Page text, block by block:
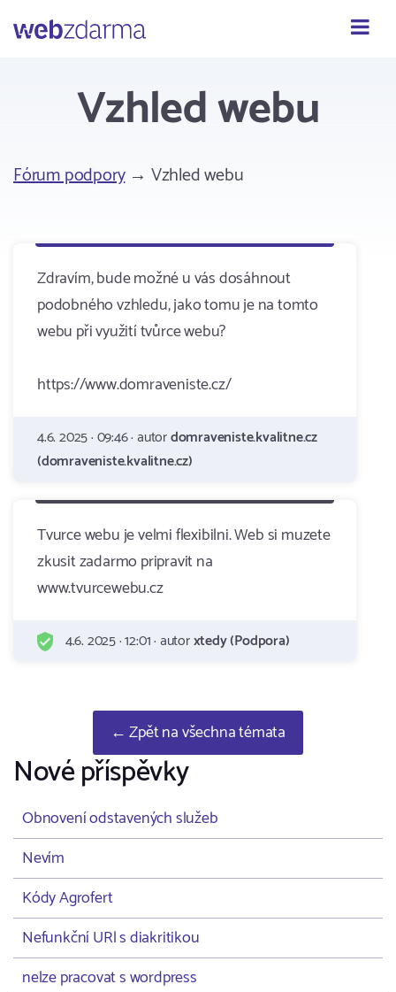
Webzdarma
Vzhled webu
Fórum podpory→ Vzhled webu
Zdravím, bude možné u vás dosáhnout
podobného vzhledu, jako tomu je na tomto
webu při využití tvůrce webu?
https://www.domraveniste.cz/
4.6. 2025 · 09:46 · autordomraveniste.kvalitne.cz
(domraveniste.kvalitne.cz)
Tvurce webu je velmi flexibilni. Web si muzete
zkusit zadarmo pripravit na
www.tvurcewebu.cz
4.6. 2025 · 12:01 · autorxtedy (Podpora)
← Zpět na všechna témata
Nové příspěvky
Obnovení odstavených služeb
Nevím
Kódy Agrofert
Nefunkční URl s diakritikou
nelze pracovat s wordpress